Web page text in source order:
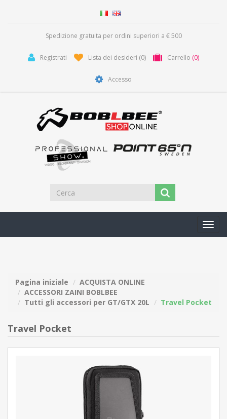
Spedizione gratuita per ordini superiori a € 500
Registrati Lista dei desideri (0) Carrello (0)
Accesso
Pagina iniziale
ACQUISTA ONLINE
ACCESSORI ZAINI BOBLBEE
Tutti gli accessori per GT/GTX 20L
Travel Pocket
Travel Pocket